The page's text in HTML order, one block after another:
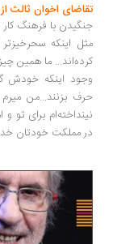
تقاضای اخوان ثالث
جنگیدن با فرهنگ کار
مثل اینکه
کرده‌اند... ما همین
وجود اینکه خودش
حرف بزنند...من
نینداخته‌ام برای تو
در مملکت خودتان